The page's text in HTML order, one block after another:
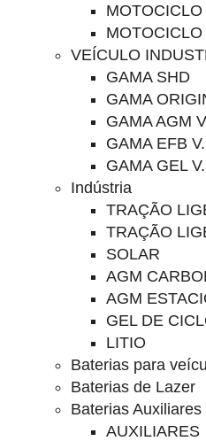
MOTOCICLO
VEÍCULO
GAMA SHD
GAMA
GAMA AGM
GAMA EFB
GAMA GEL
Indústria
TRAÇÃO
TRAÇÃO
SOLAR
AGM
AGM
GEL DE
LITIO
Baterias para
Baterias de Lazer
Baterias
AUXILIARES